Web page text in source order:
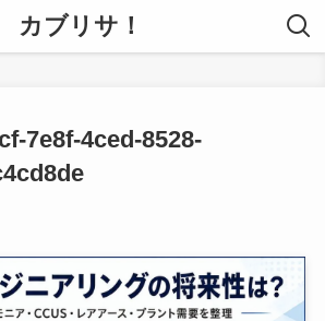
カブリサ！
7e8f-4ced-8528-